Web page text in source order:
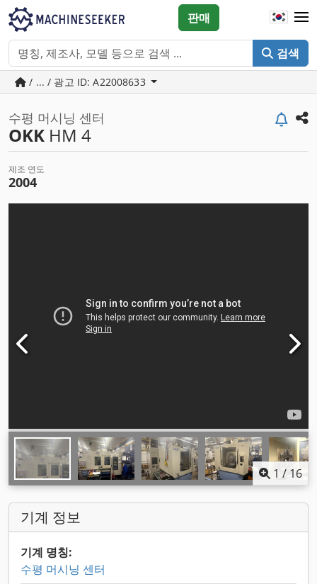
검색
판매
/ ... / 광고 ID: A22008633
수평 머시닝 센터
OKK HM 4
제조 연도
2004
1 / 16
기계 정보
기계 명칭:
수평 머시닝 센터